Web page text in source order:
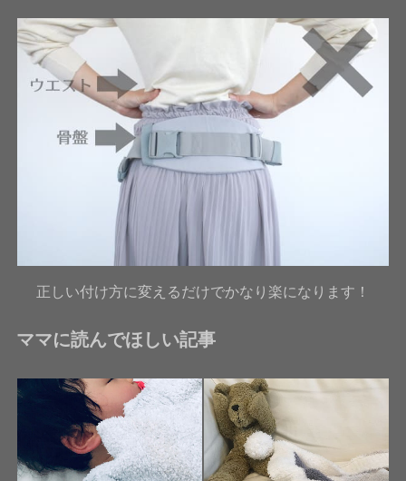
正しい付け方に変えるだけでかなり楽になります！
ママに読んでほしい記事